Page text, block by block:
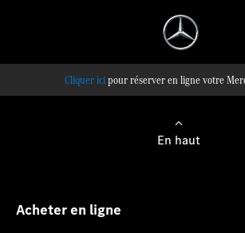
pour réserver en ligne votre
En haut
Acheter en ligne